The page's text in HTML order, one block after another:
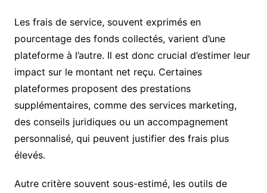
Les frais de service, souvent exprimés en
pourcentage des fonds collectés, varient d’une
plateforme à l’autre. Il est donc crucial d’estimer leur
impact sur le montant net reçu. Certaines
plateformes proposent des prestations
supplémentaires, comme des services marketing,
des conseils juridiques ou un accompagnement
personnalisé, qui peuvent justifier des frais plus
élevés.
Autre critère souvent sous-estimé, les outils de